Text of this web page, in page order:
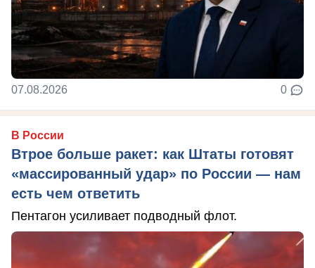
07.08.2026 0
В России
Втрое больше ракет: как Штаты готовят
«массированный удар» по России — нам
есть чем ответить
Пентагон усиливает подводный флот.